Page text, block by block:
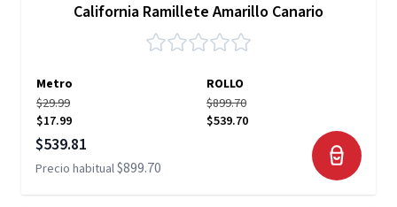
California Ramillete Amarillo Canario
Metro
ROLLO
$29.99
$17.99
$899.70
$539.70
Precio especial
$539.81
Precio habitual$899.70